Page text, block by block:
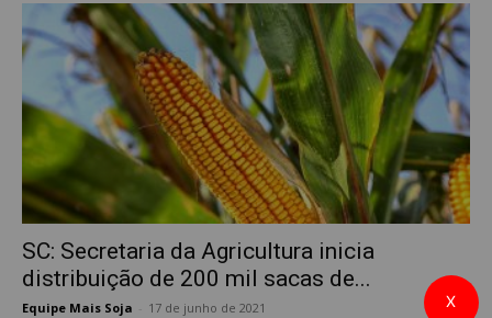
SC: Secretaria da Agricultura inicia
distribuição de 200 mil sacas de...
Equipe Mais Soja 17 de junho de 2021 X